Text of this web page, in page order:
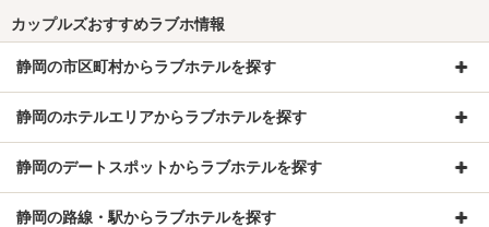
カップルズおすすめラブホ情報
静岡の市区町村からラブホテルを探す
静岡のホテルエリアからラブホテルを探す
静岡のデートスポットからラブホテルを探す
静岡の路線・駅からラブホテルを探す